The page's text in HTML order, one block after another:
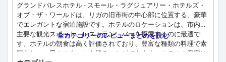
グランドパレスホテル - スモール・ラグジュアリー・ホテルズ・
オブ・ザ・ワールドは、リガの旧市街の中心部に位置する、豪華
でエレガントな宿泊施設です。ホテルのロケーションは、市内の
主要な観光スポット、レストラン、バーを探索するのに最適で
す。ホテルの朝食は高く評価されており、豊富な種類の料理で素
晴らしい一日のスタートを切ることができます。ホテルの客室は
全カテゴリーのレビューまとめを読む